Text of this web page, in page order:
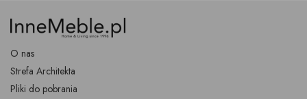
O nas
Strefa Architekta
Pliki do pobrania